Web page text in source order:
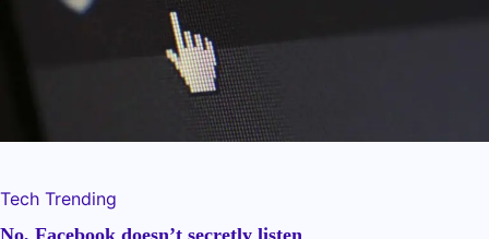
Tech Trending